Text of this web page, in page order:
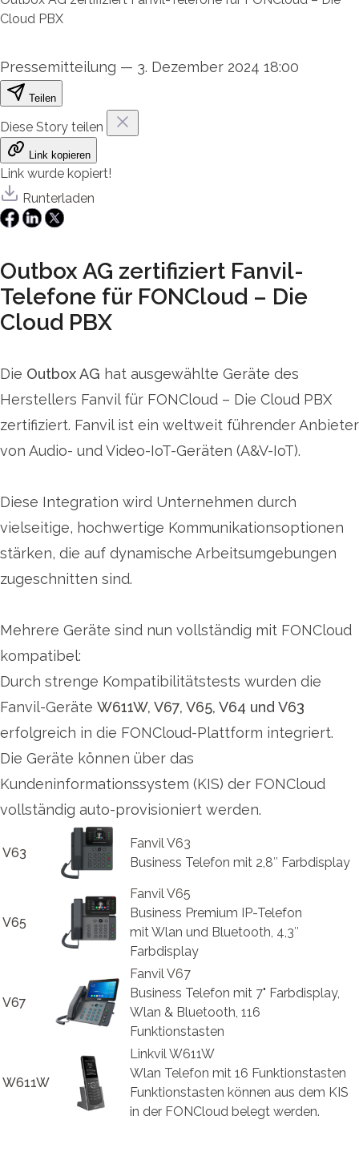
Cloud PBX
Pressemitteilung — 3. Dezember 2024 18:00
Teilen
Diese Story teilen
Link kopieren
Link wurde kopiert!
Runterladen
Outbox AG zertifiziert Fanvil-
Telefone für FONCloud – Die
Cloud PBX
Die Outbox AG hat ausgewählte Geräte des
Herstellers Fanvil für FONCloud – Die Cloud PBX
zertifiziert. Fanvil ist ein weltweit führender Anbieter
von Audio- und Video-IoT-Geräten (A&V-IoT).
Diese Integration wird Unternehmen durch
vielseitige, hochwertige Kommunikationsoptionen
stärken, die auf dynamische Arbeitsumgebungen
zugeschnitten sind.
Mehrere Geräte sind nun vollständig mit FONCloud
kompatibel:
Durch strenge Kompatibilitätstests wurden die
Fanvil-Geräte W611W, V67, V65, V64 und V63
erfolgreich in die FONCloud-Plattform integriert.
Die Geräte können über das
Kundeninformationssystem (KIS) der FONCloud
vollständig auto-provisioniert werden.
V63
Fanvil V63
Business Telefon mit 2,8″ Farbdisplay
V65
Fanvil V65
Business Premium IP-Telefon
mit Wlan und Bluetooth, 4,3″
Farbdisplay
V67
Fanvil V67
Business Telefon mit 7" Farbdisplay,
Wlan & Bluetooth, 116
Funktionstasten
W611W
Linkvil W611W
Wlan Telefon mit 16 Funktionstasten
Funktionstasten können aus dem KIS
in der FONCloud belegt werden.